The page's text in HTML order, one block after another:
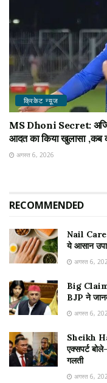
क्रिकेट न्यू़ज
MS Dhoni Secret:
आदत का किया खुलासा ,कब
अगस्त 6, 2026
RECOMMENDED
Nail Care
ये आसान
अगस्त 6,
Big Claim:
BJP ने
अगस्त 6,
Sheikh
एक्सपर्ट
गलती
अगस्त 6,